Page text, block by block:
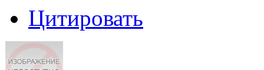
Цитировать